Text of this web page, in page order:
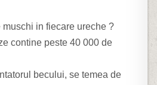
in fiecare ureche ?
contine peste 40 000 de
becului, se temea de